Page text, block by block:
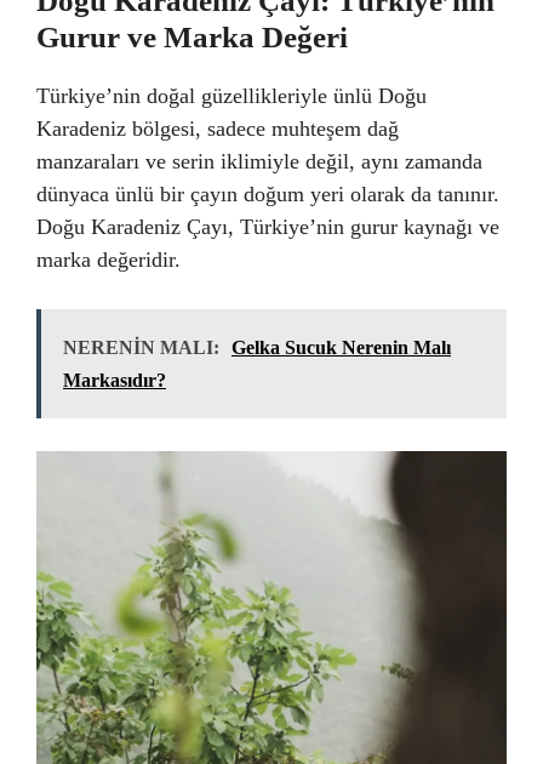
Gurur ve Marka Değeri
Türkiye’nin doğal güzellikleriyle ünlü Doğu
Karadeniz bölgesi, sadece muhteşem dağ
manzaraları ve serin iklimiyle değil, aynı zamanda
dünyaca ünlü bir çayın doğum yeri olarak da tanınır.
Doğu Karadeniz Çayı, Türkiye’nin gurur kaynağı ve
marka değeridir.
NERENİN MALI:
Gelka Sucuk Nerenin Malı
Markasıdır?